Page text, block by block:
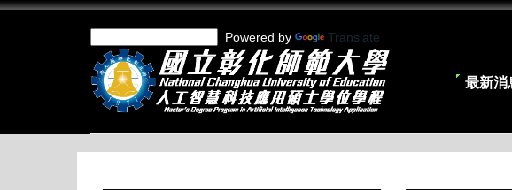
跳
Powered by Translate
最新消